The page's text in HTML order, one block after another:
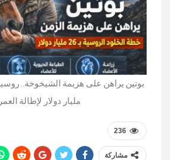
مليار دولار لإطالة العمر
236
مشاركة